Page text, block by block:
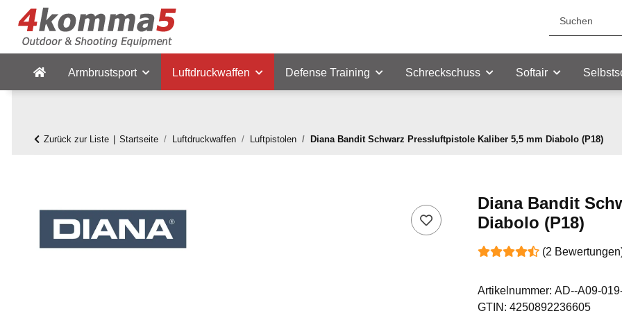
Armbrustsport Luftdruckwaffen Defense Training Schreckschuss Softair
Zurück zur Liste Startseite Luftdruckwaffen Luftpistolen Diana Bandit Schwarz Pressluftpistole Kaliber 5,5 mm Diabolo (P18)
Diana Bandit
Diabolo (P18)
(2
Artikelnummer: AD--A09-
GTIN: 4250892236605